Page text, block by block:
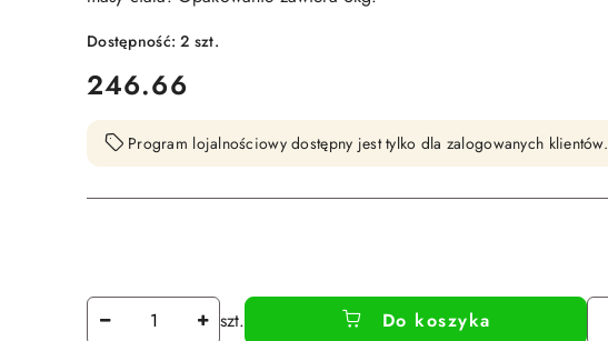
Dostępność:2 szt.
cena:
246.66
Program lojalnościowy dostępny jest tylko dla zalogowanych klientów.
Ilość szt. Do koszyka